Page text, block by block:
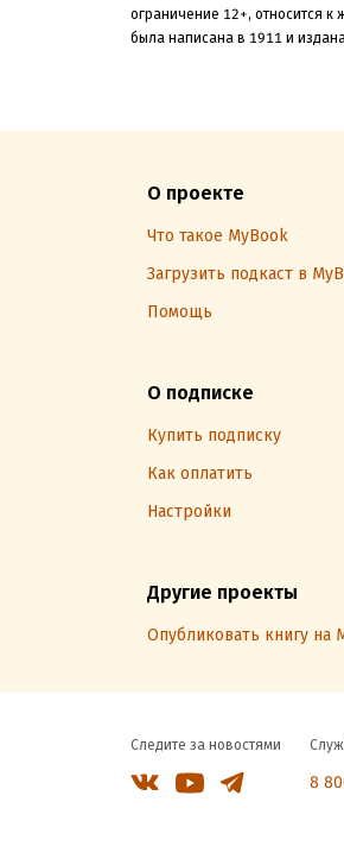
ограничение 12+, относится к
была написана в 1911 и
О проекте
Что такое MyBook
Загрузить подкаст в
Помощь
О подписке
Купить подписку
Как оплатить
Настройки
Другие проекты
Опубликовать книгу на
Следите за новостями
8